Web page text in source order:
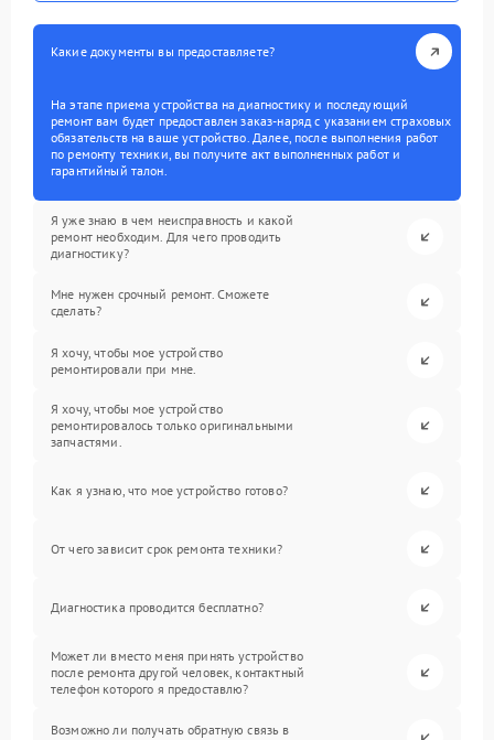
Какие документы вы предоставляете?
На этапе приема устройства на диагностику и последующий
ремонт вам будет предоставлен заказ-наряд с указанием страховых
обязательств на ваше устройство. Далее, после выполнения работ
по ремонту техники, вы получите акт выполненных работ и
гарантийный талон.
Я уже знаю в чем неисправность и какой
ремонт необходим. Для чего проводить
диагностику?
Мне нужен срочный ремонт. Сможете
сделать?
Я хочу, чтобы мое устройство
ремонтировали при мне.
Я хочу, чтобы мое устройство
ремонтировалось только оригинальными
запчастями.
Как я узнаю, что мое устройство готово?
От чего зависит срок ремонта техники?
Диагностика проводится бесплатно?
Может ли вместо меня принять устройство
после ремонта другой человек, контактный
телефон которого я предоставлю?
Возможно ли получать обратную связь в